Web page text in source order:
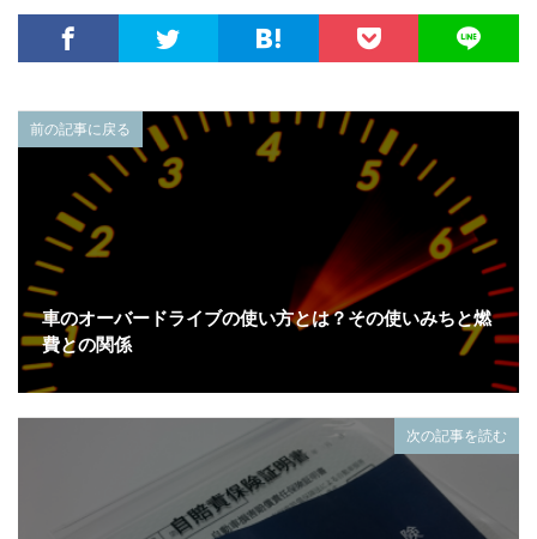
前の記事に戻る
車のオーバードライブの使い方とは？その使いみちと燃
費との関係
次の記事を読む